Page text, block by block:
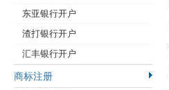
东亚银行开户
渣打银行开户
汇丰银行开户
商标注册